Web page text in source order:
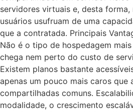
servidores virtuais e, desta
usuários usufruam de uma
que a contratada. Principais
Não é o tipo de hospedagem
chega nem perto do custo de
Existem planos bastante
apenas um pouco mais caros que
compartilhadas comuns.
modalidade, o crescimento